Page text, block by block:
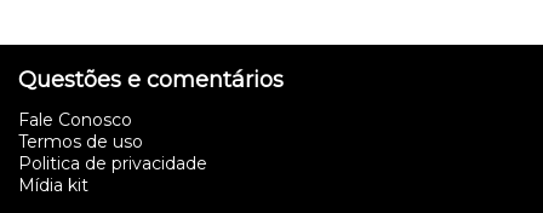
Questões e comentários
Fale Conosco
Termos de uso
Politica de privacidade
Mídia kit